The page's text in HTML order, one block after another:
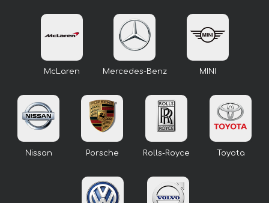
McLaren Mercedes-Benz MINI
Nissan Porsche Rolls-Royce Toyota